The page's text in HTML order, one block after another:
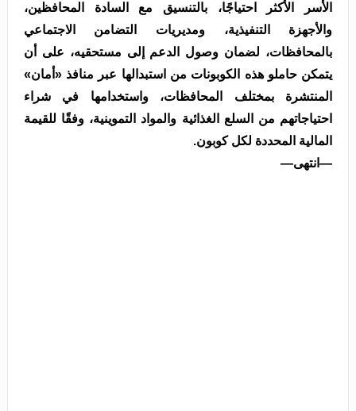
الأسر الأكثر احتياجًا، بالتنسيق مع السادة المحافظين،
والأجهزة التنفيذية، ومديريات التضامن الاجتماعي
بالمحافظات، لضمان وصول الدعم إلى مستحقيه، على أن
يتمكن حاملو هذه الكوبونات من استبدالها عبر منافذ «أمان»
المنتشرة بمختلف المحافظات، واستخدامها في شراء
احتياجاتهم من السلع الغذائية والمواد التموينية، وفقًا للقيمة
المالية المحددة لكل كوبون.
—انتهى—